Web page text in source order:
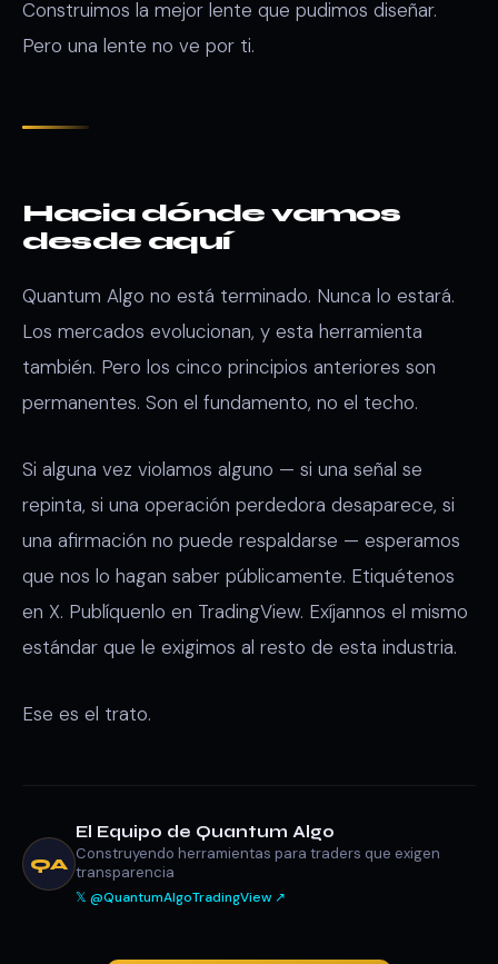
Construimos la mejor lente que pudimos diseñar.
Pero una lente no ve por ti.
Hacia dónde vamos
desde aquí
Quantum Algo no está terminado. Nunca lo estará.
Los mercados evolucionan, y esta herramienta
también. Pero los cinco principios anteriores son
permanentes. Son el fundamento, no el techo.
Si alguna vez violamos alguno — si una señal se
repinta, si una operación perdedora desaparece, si
una afirmación no puede respaldarse — esperamos
que nos lo hagan saber públicamente. Etiquétenos
en X. Publíquenlo en TradingView. Exíjannos el mismo
estándar que le exigimos al resto de esta industria.
Ese es el trato.
QA
El Equipo de Quantum Algo
Construyendo herramientas para traders que exigen
transparencia
𝕏 @QuantumAlgoTradingView ↗